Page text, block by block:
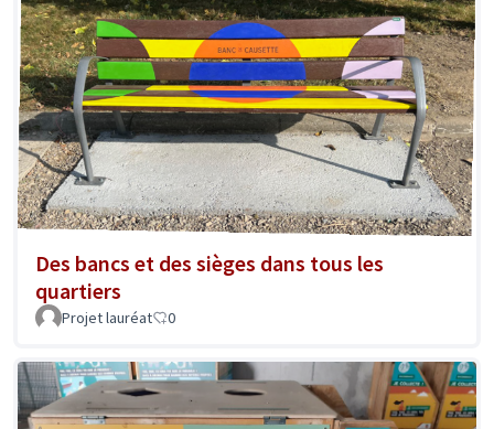
Des bancs et des sièges dans tous les
quartiers
Projet lauréat 0